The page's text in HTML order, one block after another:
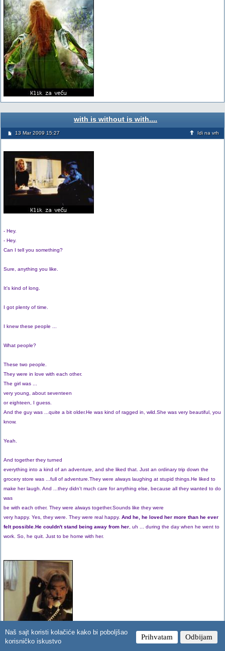
Naš sajt koristi kolačiće kako bi poboljšao
korisničko iskustvo
Prihvatam Odbijam
with is without is with....
13 Mar 2009 15:27 Idi na vrh
- Hey.
- Hey.
Can I tell you something?
Sure, anything you like.
It's kind of long.
I got plenty of time.
I knew these people ...
What people?
These two people.
They were in love with each other.
The girl was ...
very young, about seventeen
or eighteen, I guess.
And the guy was ...quite a bit older.He was kind of ragged in, wild.She was very beautiful, you
know.
Yeah.
And together they turned
everything into a kind of an adventure, and she liked that. Just an ordinary trip down the
grocery store was ...full of adventure.They were always laughing at stupid things.He liked to
make her laugh. And ...they didn't much care for anything else, because all they wanted to do
was
be with each other. They were always together.Sounds like they were
very happy. Yes, they were. They were real happy. And he, he loved her more than he ever
felt possible.He couldn't stand being away from her , uh ... during the day when he went to
work. So, he quit. Just to be home with her.